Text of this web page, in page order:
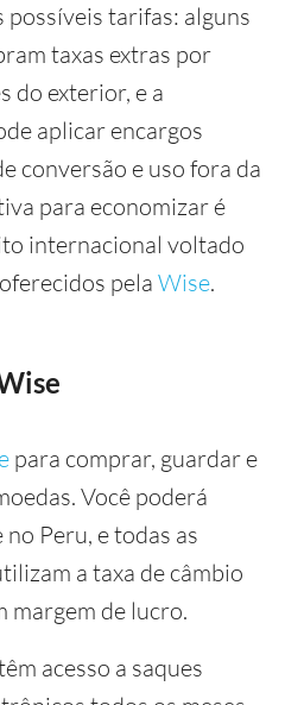
possíveis tarifas: alguns
taxas extras por
do exterior, e a
aplicar encargos
conversão e uso fora da
para economizar é
internacional voltado
pela Wise.
para comprar, guardar e
Você poderá
Peru, e todas as
a taxa de câmbio
margem de lucro.
acesso a saques